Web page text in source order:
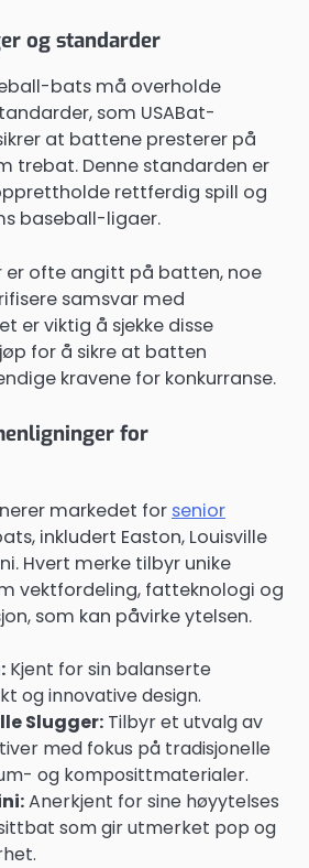
og standarder
bats må overholde
som USABat-
at battene presterer på
trebat. Denne standarden er
rettferdig spill og
baseball-ligaer.
er ofte angitt på batten, noe
samsvar med
er viktig å sjekke disse
for å sikre at batten
kravene for konkurranse.
for
markedet for senior
inkludert Easton, Louisville
Hvert merke tilbyr unike
vektfordeling, fatteknologi og
som kan påvirke ytelsen.
Kjent for sin balanserte
og innovative design.
Slugger: Tilbyr et utvalg av
med fokus på tradisjonelle
og komposittmaterialer.
Anerkjent for sine høyytelses
som gir utmerket pop og